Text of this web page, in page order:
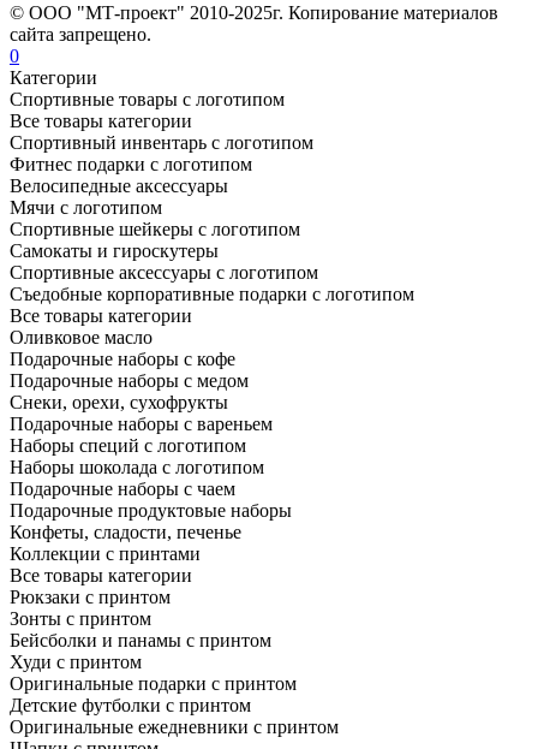
© ООО "МТ-проект" 2010-2025г. Копирование материалов
сайта запрещено.
0
Категории
Спортивные товары с логотипом
Все товары категории
Спортивный инвентарь с логотипом
Фитнес подарки с логотипом
Велосипедные аксессуары
Мячи с логотипом
Спортивные шейкеры с логотипом
Самокаты и гироскутеры
Спортивные аксессуары с логотипом
Съедобные корпоративные подарки с логотипом
Все товары категории
Оливковое масло
Подарочные наборы с кофе
Подарочные наборы с медом
Снеки, орехи, сухофрукты
Подарочные наборы с вареньем
Наборы специй с логотипом
Наборы шоколада с логотипом
Подарочные наборы с чаем
Подарочные продуктовые наборы
Конфеты, сладости, печенье
Коллекции с принтами
Все товары категории
Рюкзаки с принтом
Зонты с принтом
Бейсболки и панамы с принтом
Худи с принтом
Оригинальные подарки с принтом
Детские футболки с принтом
Оригинальные ежедневники с принтом